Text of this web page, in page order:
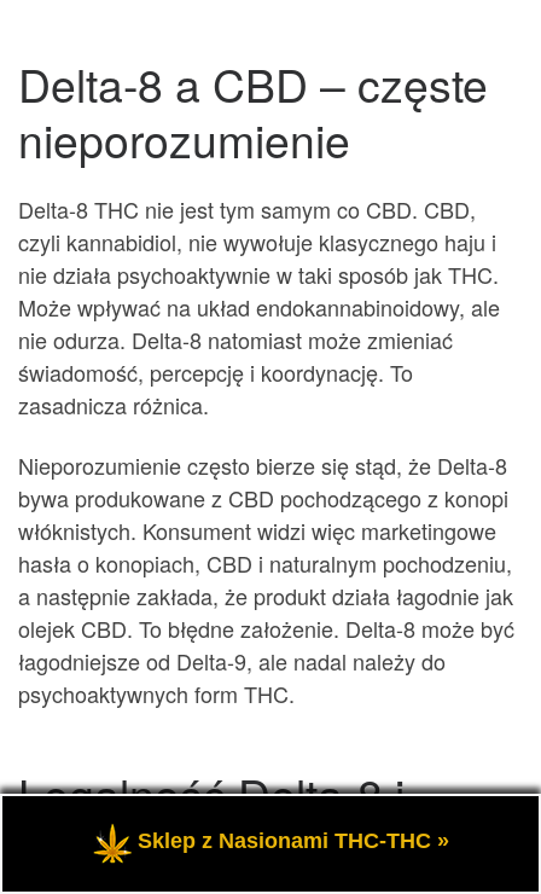
Delta-8 a CBD – częste
nieporozumienie
Delta-8 THC nie jest tym samym co CBD. CBD,
czyli kannabidiol, nie wywołuje klasycznego haju i
nie działa psychoaktywnie w taki sposób jak THC.
Może wpływać na układ endokannabinoidowy, ale
nie odurza. Delta-8 natomiast może zmieniać
świadomość, percepcję i koordynację. To
zasadnicza różnica.
Nieporozumienie często bierze się stąd, że Delta-8
bywa produkowane z CBD pochodzącego z konopi
włóknistych. Konsument widzi więc marketingowe
hasła o konopiach, CBD i naturalnym pochodzeniu,
a następnie zakłada, że produkt działa łagodnie jak
olejek CBD. To błędne założenie. Delta-8 może być
łagodniejsze od Delta-9, ale nadal należy do
psychoaktywnych form THC.
Legalność Delta-8 i
Delta-9 THC
Sklep z Nasionami THC-THC »